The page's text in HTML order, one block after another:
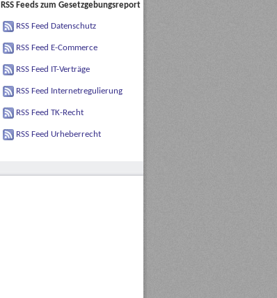
RSS Feeds zum Gesetzgebungsreport
RSS Feed Datenschutz
RSS Feed E-Commerce
RSS Feed IT-Verträge
RSS Feed Internetregulierung
RSS Feed TK-Recht
RSS Feed Urheberrecht